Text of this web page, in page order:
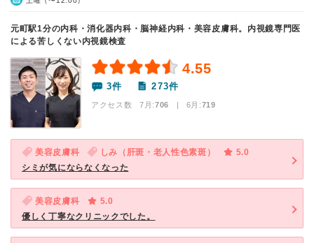
元町駅1分の内科・消化器内科・脳神経内科・美容皮膚科。内視鏡専門医
による苦しくない内視鏡検査
4.55
3件 273件
アクセス数 7月:706 | 6月:719
美容皮膚科 しみ（肝斑・老人性色素斑）
5.0
シミが気にならなくなった
美容皮膚科
5.0
優しく丁寧なクリニックでした。